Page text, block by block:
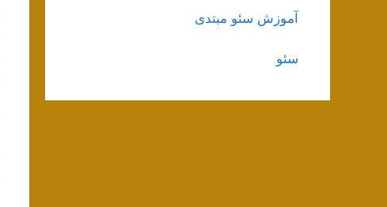
آموزش سئو مبتدی
سئو